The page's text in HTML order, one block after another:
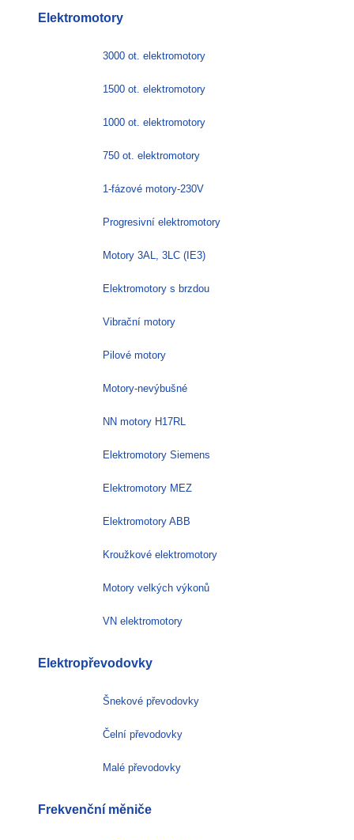
Elektromotory
3000 ot. elektromotory
1500 ot. elektromotory
1000 ot. elektromotory
750 ot. elektromotory
1-fázové motory-230V
Progresivní elektromotory
Motory 3AL, 3LC (IE3)
Elektromotory s brzdou
Vibrační motory
Pilové motory
Motory-nevýbušné
NN motory H17RL
Elektromotory Siemens
Elektromotory MEZ
Elektromotory ABB
Kroužkové elektromotory
Motory velkých výkonů
VN elektromotory
Elektropřevodovky
Šnekové převodovky
Čelní převodovky
Malé převodovky
Frekvenční měniče